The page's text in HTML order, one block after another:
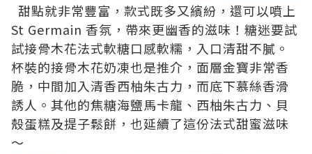
甜點就非常豐富，款式既多又繽紛，還可以噴上
St Germain 香氛，帶來更幽香的滋味！糖迷要試
試接骨木花法式軟糖口感軟糯，入口清甜不膩。
杯裝的接骨木花奶凍也是推介，面層金寶非常香
脆，中間加入清香西柚朱古力，而底下慕絲香滑
誘人。其他的焦糖海鹽馬卡龍、西柚朱古力、貝
殼蛋糕及提子鬆餅，也延續了這份法式甜蜜滋味
～